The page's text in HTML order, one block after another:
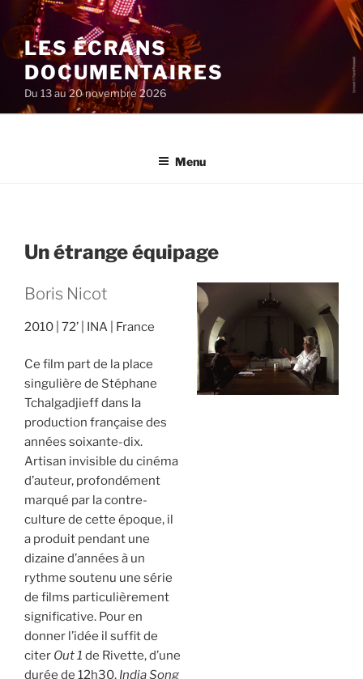
au
contenu
principal
LES ÉCRANS
DOCUMENTAIRES
Du 13 au 20 novembre 2026
Menu
Un étrange équipage
Boris Nicot
2010 72’ INA France
Ce film part de la place
singulière de Stéphane
Tchalgadjieff dans la
production française des
années soixante-dix.
Artisan invisible du cinéma
d’auteur, profondément
marqué par la contre-
culture de cette époque, il
a produit pendant une
dizaine d’années à un
rythme soutenu une série
de films particulièrement
significative. Pour en
donner l’idée il suffit de
citer Out 1 de Rivette, d’une
durée de 12h30, India Song